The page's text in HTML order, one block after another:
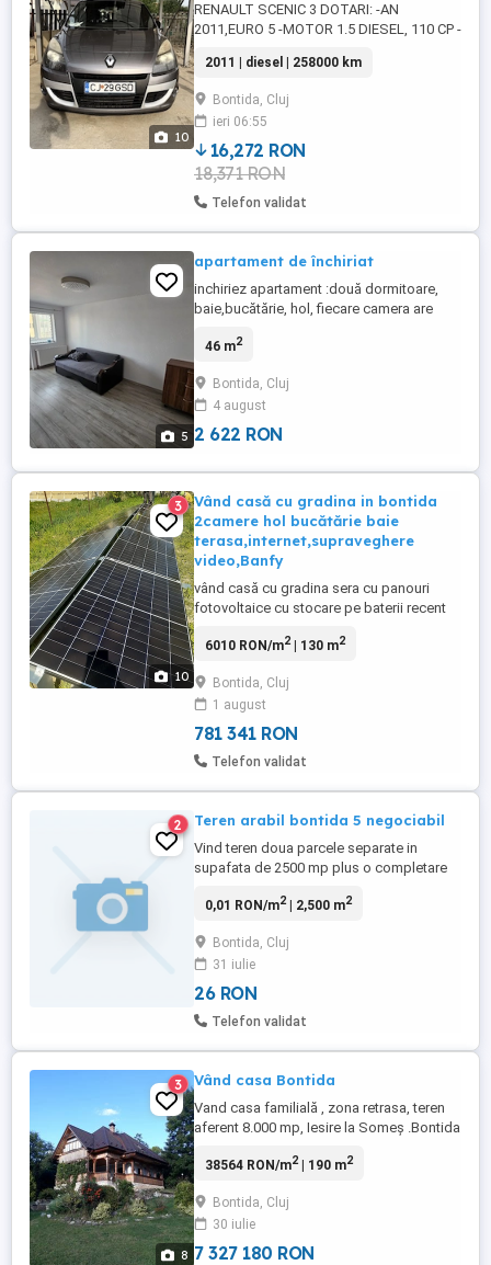
10
RENAULT SCENIC 3 DOTARI: -AN
2011,EURO 5 -MOTOR 1.5 DIESEL, 110 CP -
EDC -Navigație Carminat TomTom -
SENZORI PARCARE SPATE -FRANA DE
MANA ELECTRICA -PILOT AUTOMAT -
SENZORI LUMINA PLOAIE -DUBLU
CLIMATRONIC -COMENZI VOLAN -
COTIERA FATA -ISOFIX -GEAMURI
ELECTRICE -OGLINZI ...
2011 | diesel | 258000 km
Bontida, Cluj
ieri 06:55
16,272 RON
18,371 RON
Telefon validat
5
apartament de închiriat
inchiriez apartament :două dormitoare,
baie,bucătărie, hol, fiecare camera are
muncii nr101. lângă facultate,bancă
46 m2
Bontida, Cluj
4 august
2 622 RON
10
3
Vând casă cu gradina in bontida
2camere hol bucătărie baie
terasa,internet,supraveghere
video,Banfy
vând casă cu gradina sera cu panouri
fotovoltaice cu stocare pe baterii recent
2camere baie hol bucătărie terasa mare
utilată internet cablu in Bonțida gradina cu
pomi fructiferi și o sera din fier și
policarbonat cu instalație ...
6010 RON/m2| 130 m2
Bontida, Cluj
1 august
781 341 RON
Telefon validat
2 Teren arabil bontida 5 negociabil
Vind teren doua parcele separate in
supafata de 2500 mp plus o completare
parcela are total 5000 mp acte in regula cu
parcela de 2.300 mp plus o complectare
de 2.300 mp -detinut de alt proprietar -
parcela are 4.600 ...
0,01 RON/m2| 2,500 m2
Bontida, Cluj
31 iulie
26 RON
Telefon validat
8
3 Vând casa Bontida
Vand casa familială , zona retrasa, teren
aferent 8.000 mp, Iesire la Someș .Bontida
38564 RON/m2| 190 m2
Bontida, Cluj
30 iulie
7 327 180 RON